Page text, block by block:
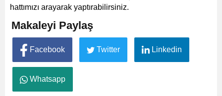
hattımızı arayarak yaptırabilirsiniz.
Makaleyi Paylaş
Facebook Twitter Linkedin
Whatsapp